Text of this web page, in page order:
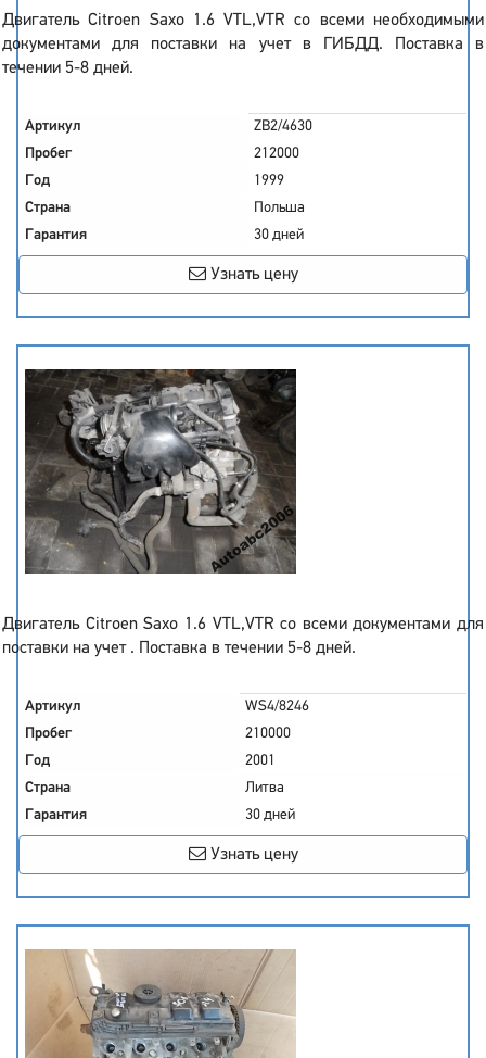
Двигатель Citroen Saxo 1.6 VTL,VTR со всеми необходимыми
документами для поставки на учет в ГИБДД. Поставка в
течении 5-8 дней.
Артикул
ZB2/4630
Пробег
212000
Год
1999
Страна
Польша
Гарантия
30 дней
Узнать цену
Двигатель Citroen Saxo 1.6 VTL,VTR со всеми документами для
поставки на учет . Поставка в течении 5-8 дней.
Артикул
WS4/8246
Пробег
210000
Год
2001
Страна
Литва
Гарантия
30 дней
Узнать цену